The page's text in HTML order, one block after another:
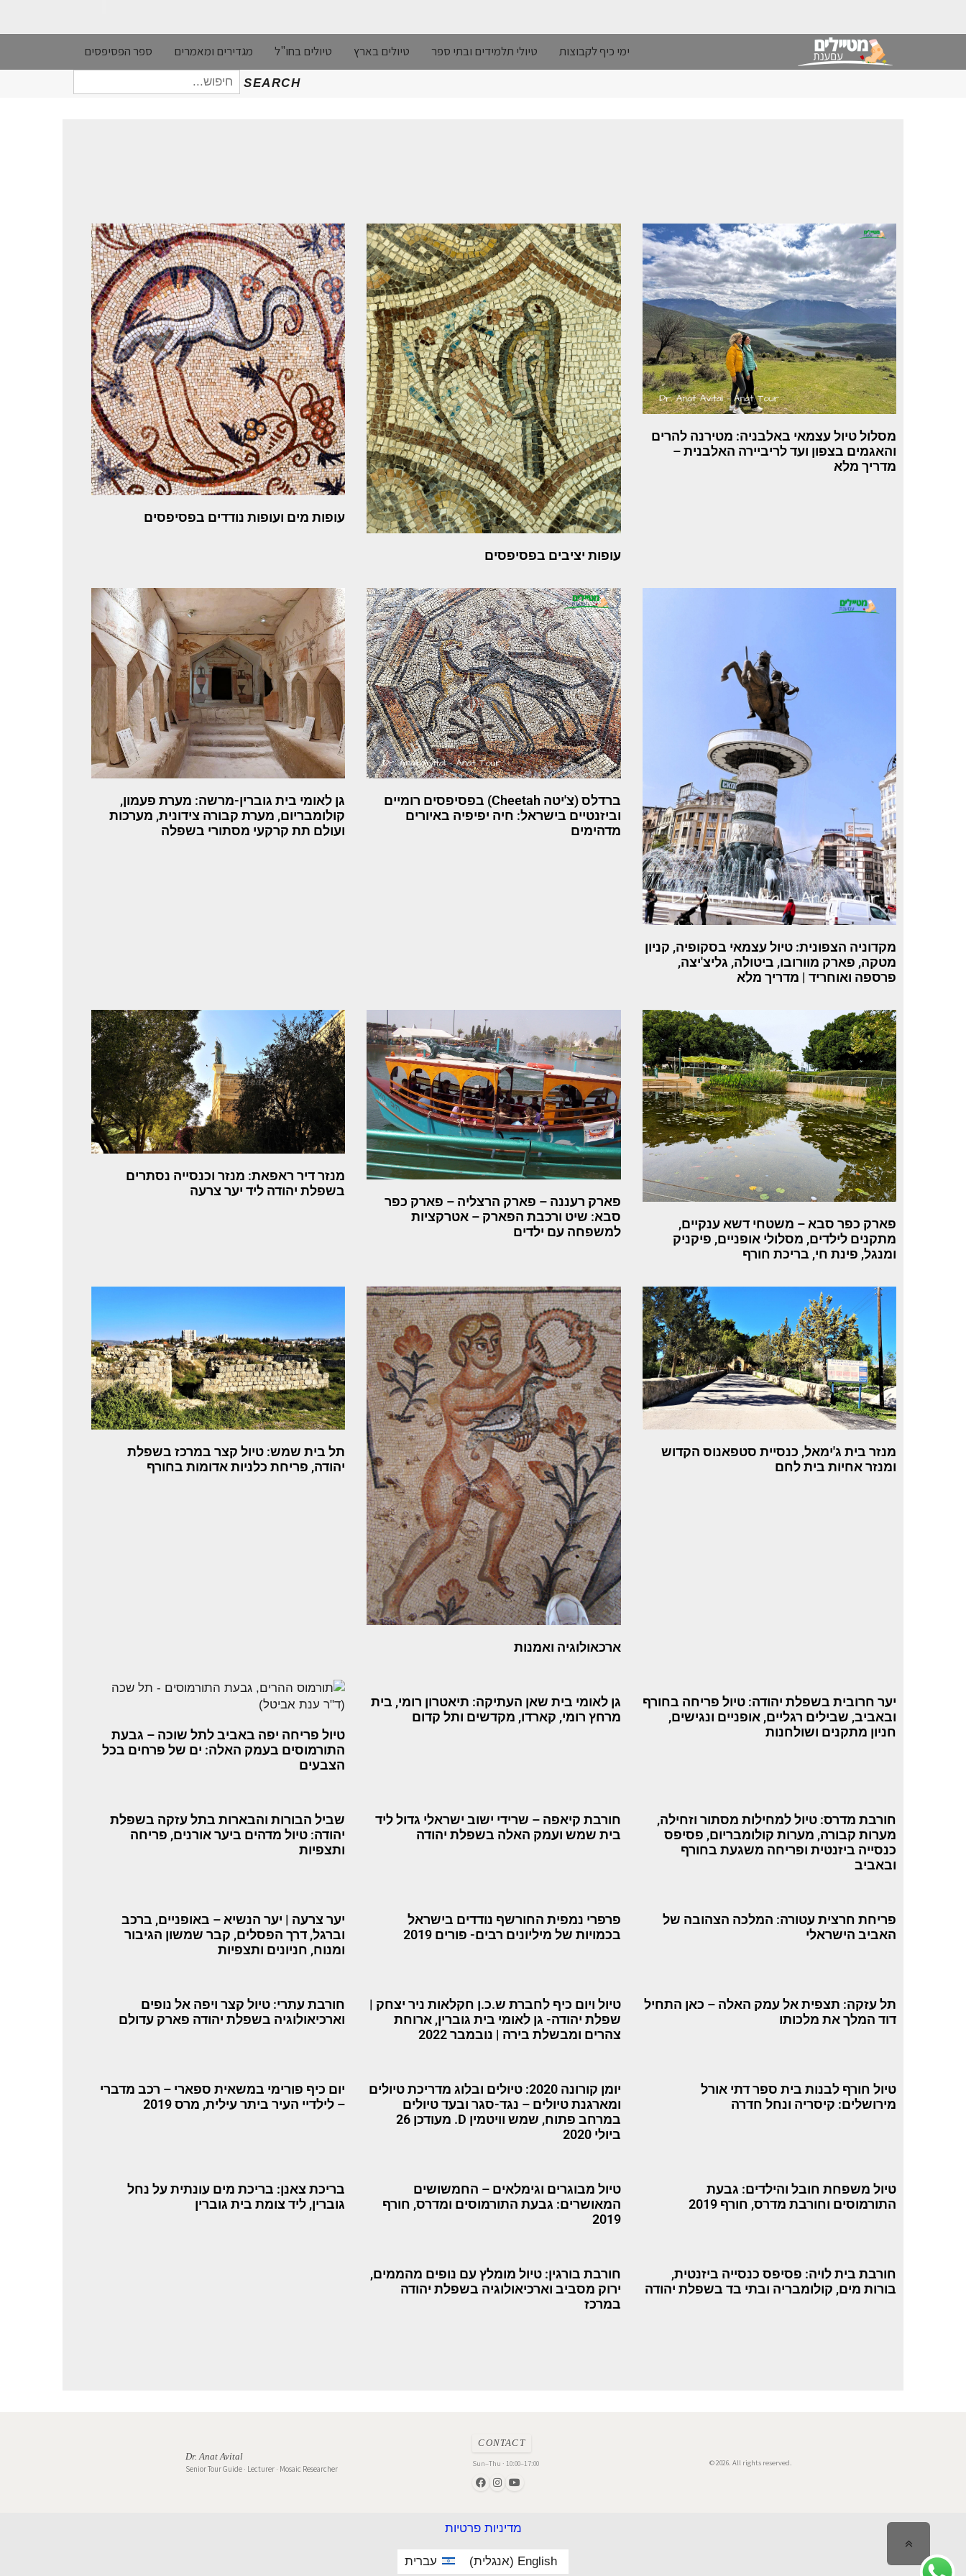
ימי כיף לקבוצות טיולי תלמידים ובתי ספר טיולים בארץ טיולים בחו"ל מגדירים ומאמרים ספר הפסיפסים
SEARCH
חיפוש
עבור:
מסלול טיול עצמאי באלבניה: מטירנה להרים
והאגמים בצפון ועד לריביירה האלבנית –
מדריך מלא
עופות יציבים בפסיפסים
עופות מים ועופות נודדים בפסיפסים
מקדוניה הצפונית: טיול עצמאי בסקופיה, קניון
מטקה, פארק מוורובו, ביטולה, גליצ'יצה,
פרספה ואוחריד | מדריך מלא
ברדלס (צ'יטה Cheetah) בפסיפסים רומיים
וביזנטיים בישראל: חיה יפיפיה באיורים
מדהימים
גן לאומי בית גוברין-מרשה: מערת פעמון,
קולומבריום, מערת קבורה צידונית, מערכות
ועולם תת קרקעי מסתורי בשפלה
פארק כפר סבא – משטחי דשא ענקיים,
מתקנים לילדים, מסלולי אופניים, פיקניק
ומנגל, פינת חי, בריכת חורף
פארק רעננה – פארק הרצליה – פארק כפר
סבא: שיט ורכבת הפארק – אטרקציות
למשפחה עם ילדים
מנזר דיר ראפאת: מנזר וכנסייה נסתרים
בשפלת יהודה ליד יער צרעה
מנזר בית ג'ימאל, כנסיית סטפאנוס הקדוש
ומנזר אחיות בית לחם
ארכאולוגיה ואמנות
תל בית שמש: טיול קצר במרכז בשפלת
יהודה, פריחת כלניות אדומות בחורף
יער חרובית בשפלת יהודה: טיול פריחה בחורף
ובאביב, שבילים רגליים, אופניים ונגישים,
חניון מתקנים ושולחנות
גן לאומי בית שאן העתיקה: תיאטרון רומי, בית
מרחץ רומי, קארדו, מקדשים ותל קדום
טיול פריחה יפה באביב לתל שוכה – גבעת
התורמוסים בעמק האלה: ים של פרחים בכל
הצבעים
חורבת מדרס: טיול למחילות מסתור וזחילה,
מערות קבורה, מערות קולומבריום, פסיפס
כנסייה ביזנטית ופריחה משגעת בחורף
ובאביב
חורבת קיאפה – שרידי ישוב ישראלי גדול ליד
בית שמש ועמק האלה בשפלת יהודה
שביל הבורות והבארות בתל עזקה בשפלת
יהודה: טיול מדהים ביער אורנים, פריחה
ותצפיות
פריחת חרצית עטורה: המלכה הצהובה של
האביב הישראלי
פרפרי נמפית החורשף נודדים בישראל
בכמויות של מיליונים רבים- פורים 2019
יער צרעה | יער הנשיא – באופניים, ברכב
וברגל, דרך הפסלים, קבר שמשון הגיבור
ומנוח, חניונים ותצפיות
תל עזקה: תצפית אל עמק האלה – כאן התחיל
דוד המלך את מלכותו
טיול ויום כיף לחברת ש.כ.ן חקלאות ניר יצחק |
שפלת יהודה- גן לאומי בית גוברין, ארוחת
צהרים ומבשלת בירה | נובמבר 2022
חורבת עתרי: טיול קצר ויפה אל נופים
וארכיאולוגיה בשפלת יהודה פארק עדולם
טיול חורף לבנות בית ספר דתי אורל
מירושלים: קיסריה ונחל חדרה
יומן קורונה 2020: טיולים ובלוג מדריכת טיולים
ומארגנת טיולים – נגד-סגר ובעד טיולים
במרחב פתוח, שמש וויטמין D. מעודכן 26
ביולי 2020
יום כיף פורימי במשאית ספארי – רכב מדברי
– לילדיי העיר ביתר עילית, מרס 2019
טיול משפחת חובל והילדים: גבעת
התורמוסים וחורבת מדרס, חורף 2019
טיול מבוגרים וגימלאים – החמשושים
המאושרים: גבעת התורמוסים ומדרס, חורף
2019
בריכת צאנן: בריכת מים עונתית על נחל
גוברין, ליד צומת בית גוברין
חורבת בית לויה: פסיפס כנסייה ביזנטית,
בורות מים, קולומבריה ובתי בד בשפלת יהודה
חורבת בורגין: טיול מומלץ עם נופים מהממים,
ירוק מסביב וארכיאולוגיה בשפלת יהודה
במרכז
© 2026. All rights reserved.
CONTACT
Sun–Thu · 10:00–17:00
Dr. Anat Avital
Senior Tour Guide · Lecturer · Mosaic Researcher
לראש
מדיניות פרטיות
English
(אנגלית) עברית